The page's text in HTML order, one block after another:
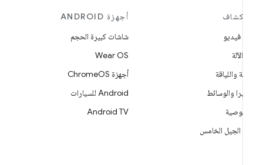
استكشاف
ألعاب فيديو
تعلُم الآلة
الصحة واللياقة
الكاميرا والوسائط
الخصوصية
شبكة الجيل الخامس
أجهزة ANDROID
شاشات كبيرة الحجم
Wear OS
أجهزة ChromeOS
Android للسيارات
Android TV